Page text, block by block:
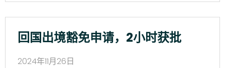
回国出境豁免申请，2小时获批
2024年11月26日